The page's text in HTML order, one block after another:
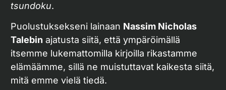
tsundoku.
Puolustuksekseni lainaan Nassim Nicholas
Talebin ajatusta siitä, että ympäröimällä
itsemme lukemattomilla kirjoilla rikastamme
elämäämme, sillä ne muistuttavat kaikesta siitä,
mitä emme vielä tiedä.